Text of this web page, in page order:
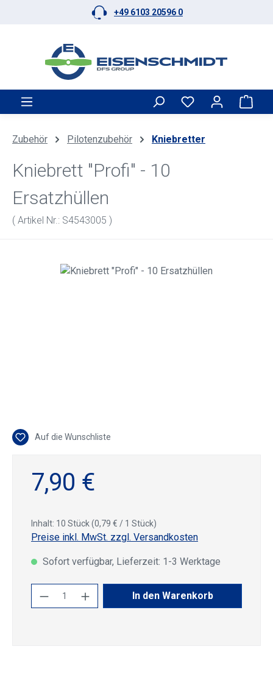
Zum Hauptinhalt springen+49 6103 20596 0
Zubehör Pilotenzubehör Kniebretter
Kniebrett "Profi" - 10
Ersatzhüllen
( Artikel Nr.: S4543005 )
Bildergalerie überspringen
Auf die Wunschliste
7,90 €
Inhalt: 10 Stück(0,79 € / 1 Stück)
Preise inkl. MwSt. zzgl. Versandkosten
Sofort verfügbar, Lieferzeit: 1-3 Werktage
Produkt Anzahl: Gib den gewünschten
In den Warenkorb